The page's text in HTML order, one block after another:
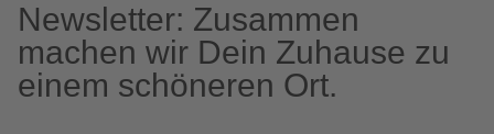
Newsletter: Zusammen
machen wir Dein Zuhause zu
einem schöneren Ort.